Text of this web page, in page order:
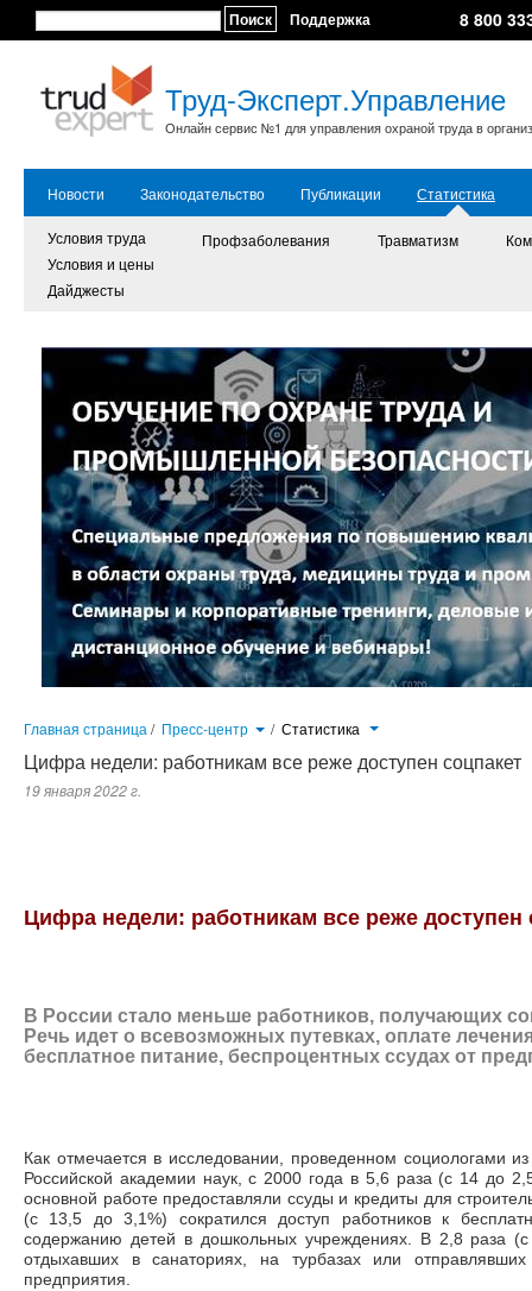
Поиск Поддержка 8 800
Труд-Эксперт.Управление
Онлайн сервис №1 для управления охраной труда в
Новости Законодательство Публикации Статистика
Условия труда
Условия и цены
Дайджесты
Профзаболевания Травматизм
Главная страница / Пресс-центр / Статистика
Цифра недели: работникам все реже доступен соцпакет
19 января 2022 г.
Цифра недели: работникам все реже доступен
В России стало меньше работников, получающих
Речь идет о всевозможных путевках, оплате
бесплатное питание, беспроцентных ссудах от
Как отмечается в исследовании, проведенном социологами
Российской академии наук, с 2000 года в 5,6 раза (с 14 до
основной работе предоставляли ссуды и кредиты для
(с 13,5 до 3,1%) сократился доступ работников к
содержанию детей в дошкольных учреждениях. В 2,8 раза
отдыхавших в санаториях, на турбазах или
предприятия.